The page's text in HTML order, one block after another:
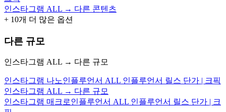
인스타그램 ALL → 다른 콘텐츠
+ 10개 더 많은 옵션
다른 규모
인스타그램 ALL → 다른 규모
인스타그램 나노인플루언서 ALL 인플루언서 릴스 단가 | 크픽
인스타그램 ALL → 다른 규모
인스타그램 매크로인플루언서 ALL 인플루언서 릴스 단가 | 크